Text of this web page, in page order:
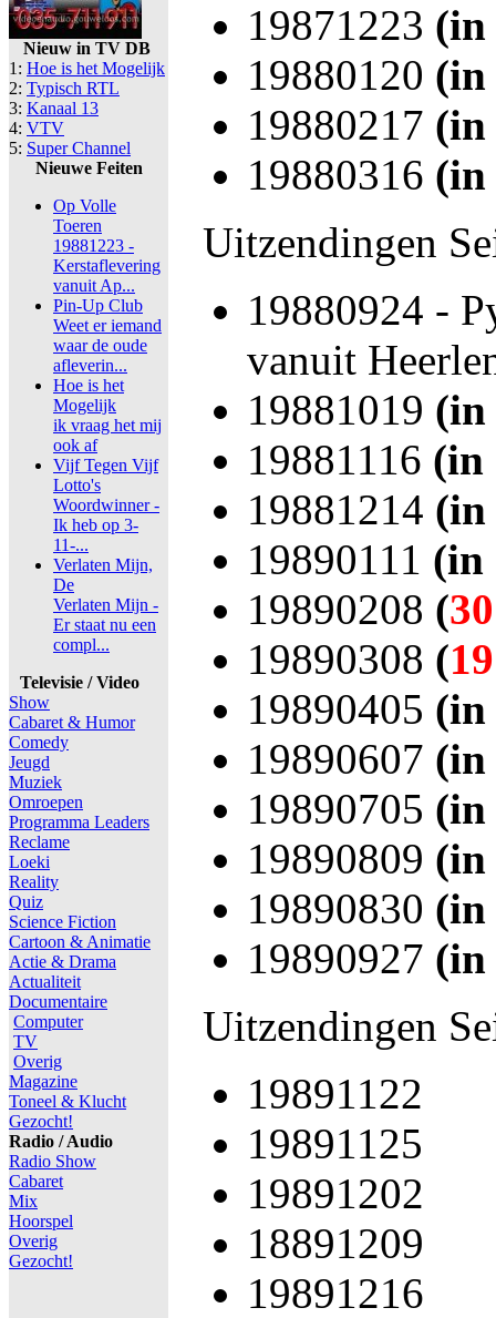
Nieuw in TV DB
1: Hoe is het Mogelijk
2: Typisch RTL
3: Kanaal 13
4: VTV
5: Super Channel
Nieuwe Feiten
Op Volle
Toeren
19881223 -
Kerstaflevering
vanuit Ap...
Pin-Up Club
Weet er iemand
waar de oude
afleverin...
Hoe is het
Mogelijk
ik vraag het mij
ook af
Vijf Tegen Vijf
Lotto's
Woordwinner -
Ik heb op 3-
11-...
Verlaten Mijn,
De
Verlaten Mijn -
Er staat nu een
compl...
Televisie / Video
Show
Cabaret & Humor
Comedy
Jeugd
Muziek
Omroepen
Programma Leaders
Reclame
Loeki
Reality
Quiz
Science Fiction
Cartoon & Animatie
Actie & Drama
Actualiteit
Documentaire
Computer
TV
Overig
Magazine
Toneel & Klucht
Gezocht!
Radio / Audio
Radio Show
Cabaret
Mix
Hoorspel
Overig
Gezocht!
19871223 (in
19880120 (in
19880217 (in
19880316 (in
Uitzendingen
19880924 -
vanuit
19881019 (in
19881116 (in
19881214 (in
19890111 (in
19890208 (
19890308 (
19890405 (in
19890607 (in
19890705 (in
19890809 (in
19890830 (in
19890927 (in
Uitzendingen
19891122
19891125
19891202
18891209
19891216